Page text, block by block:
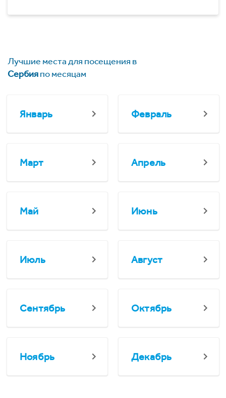
Лучшие места для посещения в
Сербияпо месяцам
Январь Февраль
Март Апрель
Май Июнь
Июль Август
Сентябрь Октябрь
Ноябрь Декабрь